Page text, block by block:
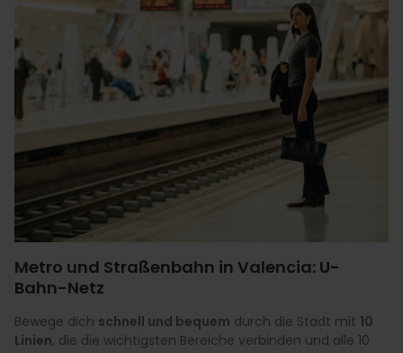
Metro und Straßenbahn in Valencia: U-
Bahn-Netz
Bewege dich schnell und bequem durch die Stadt mit 10
Linien, die die wichtigsten Bereiche verbinden und alle 10